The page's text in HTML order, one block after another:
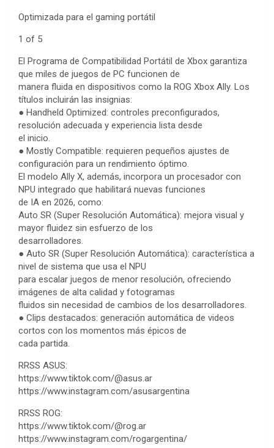
Optimizada para el gaming portátil
1 of 5
El Programa de Compatibilidad Portátil de Xbox garantiza
que miles de juegos de PC funcionen de
manera fluida en dispositivos como la ROG Xbox Ally. Los
títulos incluirán las insignias:
● Handheld Optimized: controles preconfigurados,
resolución adecuada y experiencia lista desde
el inicio.
● Mostly Compatible: requieren pequeños ajustes de
configuración para un rendimiento óptimo.
El modelo Ally X, además, incorpora un procesador con
NPU integrado que habilitará nuevas funciones
de IA en 2026, como:
Auto SR (Super Resolución Automática): mejora visual y
mayor fluidez sin esfuerzo de los
desarrolladores.
● Auto SR (Super Resolución Automática): característica a
nivel de sistema que usa el NPU
para escalar juegos de menor resolución, ofreciendo
imágenes de alta calidad y fotogramas
fluidos sin necesidad de cambios de los desarrolladores.
● Clips destacados: generación automática de videos
cortos con los momentos más épicos de
cada partida.
RRSS ASUS:
https://www.tiktok.com/@asus.ar
https://www.instagram.com/asusargentina
RRSS ROG:
https://www.tiktok.com/@rog.ar
https://www.instagram.com/rogargentina/